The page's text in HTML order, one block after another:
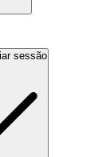
sessão